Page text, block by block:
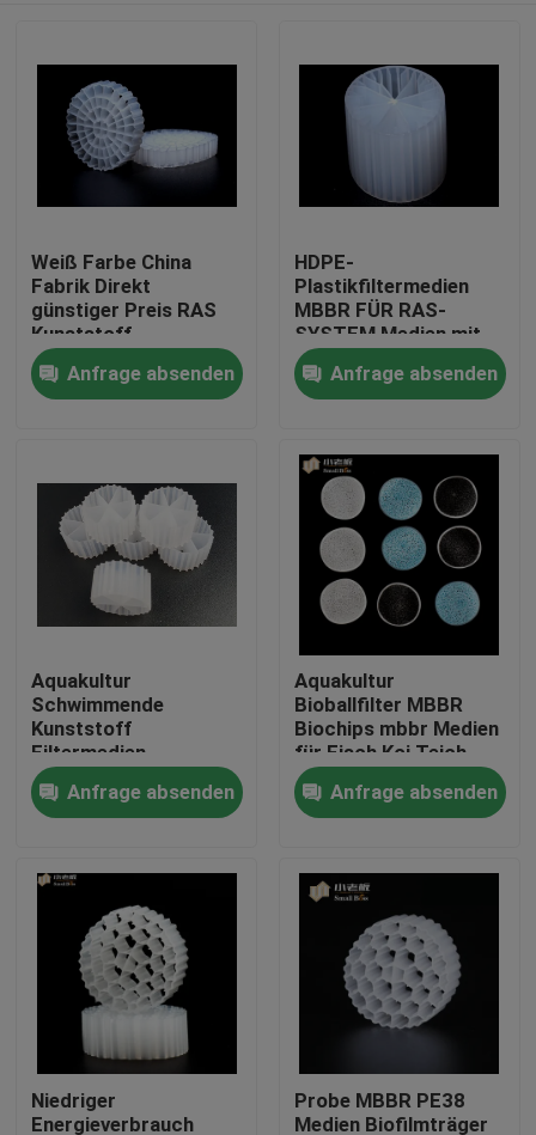
Produkte
Über uns
Fabrik-Ausflug
Qualitätskontrolle
Treten Sie mit uns in Verbindung
Fordern Sie ein Zitat
MBBR-Filtermedien
MBBR-Biomedien
Weiß Farbe China
Fabrik Direkt
günstiger Preis RAS
Kunststoff
Filtermedien K5
Anfrage absenden
HDPE-
Plastikfiltermedien
MBBR FÜR RAS-
SYSTEM Medien mit
langer Lebensdauer
Anfrage absenden
Aquakultur
Schwimmende
Kunststoff
Filtermedien
Anfrage absenden
Aquakultur
Bioballfilter MBBR
Biochips mbbr Medien
für Fisch Koi Teich
Anfrage absenden
Niedriger
Energieverbrauch
Probe MBBR PE38
Medien Biofilmträger